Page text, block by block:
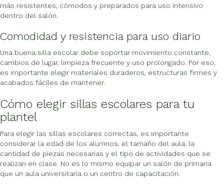
más resistentes, cómodos y preparados para uso intensivo
dentro del salón.
Comodidad y resistencia para uso diario
Una buena silla escolar debe soportar movimiento constante,
cambios de lugar, limpieza frecuente y uso prolongado. Por eso,
es importante elegir materiales duraderos, estructuras firmes y
acabados fáciles de mantener.
Cómo elegir sillas escolares para tu
plantel
Para elegir las sillas escolares correctas, es importante
considerar la edad de los alumnos, el tamaño del aula, la
cantidad de piezas necesarias y el tipo de actividades que se
realizan en clase. No es lo mismo equipar un salón de primaria
que un aula universitaria o un centro de capacitación.